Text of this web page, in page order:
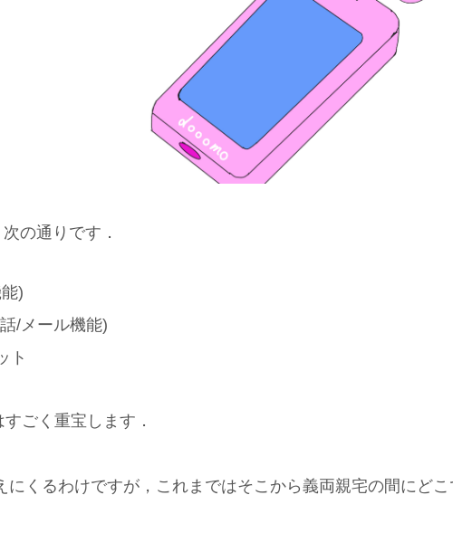
の通りです．
)
/メール機能)
ト
ごく重宝します．
にくるわけですが，これまではそこから義両親宅の間にど